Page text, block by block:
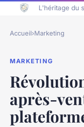
L'héritage du
Accueil›Marketing
MARKETING
après-